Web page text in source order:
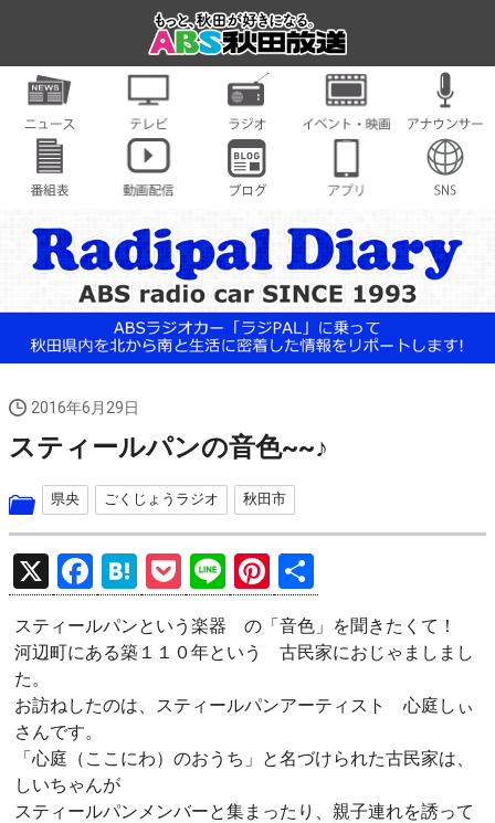
2016年6月29日
スティールパンの音色~~♪
県央 ごくじょうラジオ 秋田市
X
F
a
ce
o
o
k
H
at
e
a
P
o
ck
Li
n
e
Pi
nt
er
t
有
スティールパンという楽器 の「音色」を聞きたくて！
河辺町にある築１１０年という 古民家におじゃましまし
た。
お訪ねしたのは、スティールパンアーティスト 心庭しぃ
さんです。
「心庭（ここにわ）のおうち」と名づけられた古民家は、
しいちゃんが
スティールパンメンバーと集まったり、親子連れを誘って